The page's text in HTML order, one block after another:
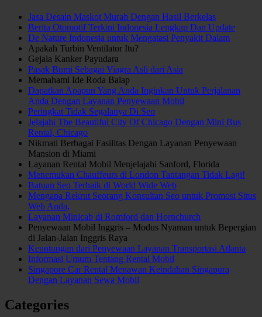
Jasa Desain Maskot Murah Dengan Hasil Berkelas
Berita Otomotif Terkini Indonesia Lengkap Dan Update
De Nature Indonesia untuk Mengatasi Penyakit Dalam
Apakah Turbin Ventilator Itu?
Gejala Kanker Payudara
Pasak Bumi Sebagai Viagra Asli dari Asia
Memahami Ide Roda Balap
Dapatkan Apapun Yang Anda Inginkan Untuk Perjalanan
Anda Dengan Layanan Penyewaan Mobil
Peringkat Tidak Segalanya Di Seo
Jelajahi The Beautiful City Of Chicago Dengan Mini Bus
Rental, Chicago
Nikmati Berbagai Fasilitas Dengan Layanan Penyewaan
Mansion di Miami
Layanan Rental Mobil Menjelajahi Sanford, Florida
Menemukan Chauffeurs di London Tantangan Tidak Lagi!
Batuan Seo Terbaik di World Wide Web
Mengapa Rekrut Seorang Konsultan Seo untuk Promosi Situs
Web Anda,
Layanan Minicab di Romford dan Hornchurch
Penyewaan Mobil Inggris – Modus Nyaman untuk Bepergian
di Jalan-Jalan Inggris Raya
Keuntungan dari Penyewaan Layanan Transportasi Atlanta
Informasi Umum Tentang Rental Mobil
Singapore Car Rental Menawan Keindahan Singapura
Dengan Layanan Sewa Mobil
Categories